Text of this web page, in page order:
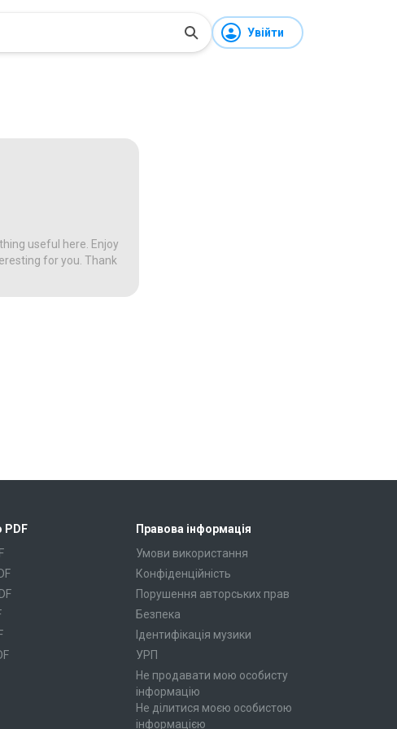
Увійти
useful here. Enjoy
for you. Thank
PDF
Правова інформація
Умови використання
Конфіденційність
Порушення авторських прав
Безпека
Ідентифікація музики
УРП
Не продавати мою особисту
інформацію
Не ділитися моєю особистою
інформацією